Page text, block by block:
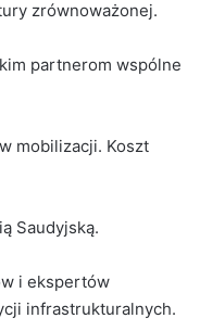
zrównoważonej.
partnerom wspólne
mobilizacji. Koszt
Saudyjską.
i ekspertów
infrastrukturalnych.